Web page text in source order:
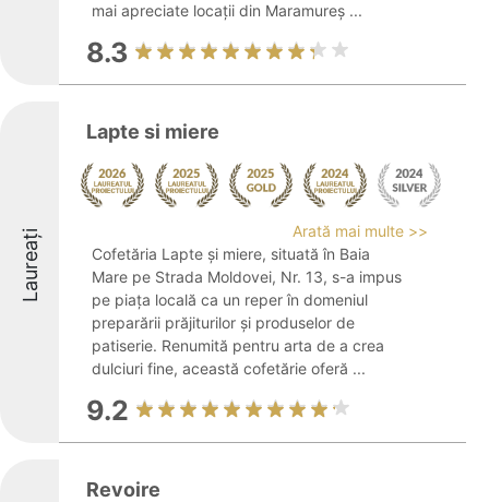
mai apreciate locații din Maramureș ...
8.3
Laureați
Lapte si miere
Arată mai multe >>
Cofetăria Lapte și miere, situată în Baia
Mare pe Strada Moldovei, Nr. 13, s-a impus
pe piața locală ca un reper în domeniul
preparării prăjiturilor și produselor de
patiserie. Renumită pentru arta de a crea
dulciuri fine, această cofetărie oferă ...
9.2
Revoire